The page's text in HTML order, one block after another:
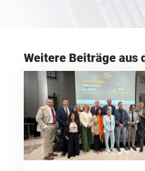
Weitere Beiträge aus